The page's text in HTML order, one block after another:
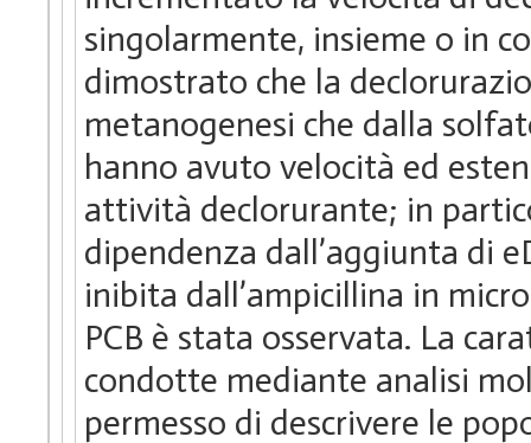
singolarmente, insieme o in
dimostrato che la
metanogenesi che dalla
hanno avuto velocità ed
attività declorurante; in
dipendenza dall’aggiunta di
inibita dall’ampicillina in
PCB è stata osservata. La
condotte mediante analisi
permesso di descrivere le